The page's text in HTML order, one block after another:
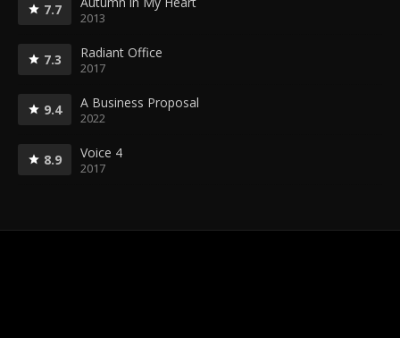
7.7 2013
7.3 Radiant Office
2017
9.4 A Business Proposal
2022
8.9 Voice 4
2017